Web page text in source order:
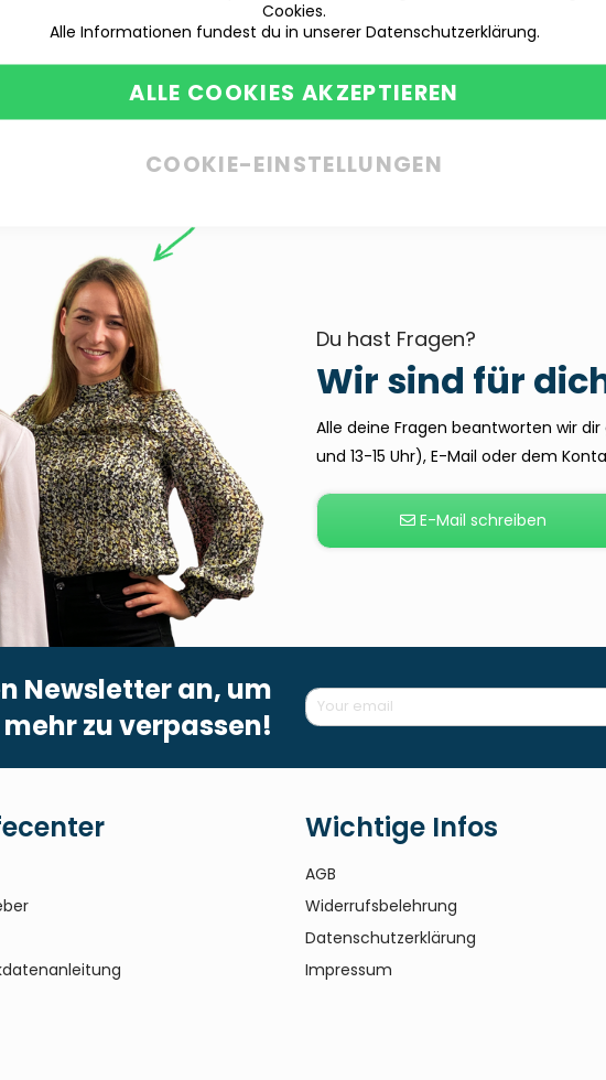
Du hast Fragen?
Wir sind für
Alle deine Fragen beantworten wir
und 13-15 Uhr), E-Mail oder dem
E-Mail schreiben
Newsletter an, um
zu verpassen!
Wichtige Infos
AGB
Widerrufsbelehrung
Datenschutzerklärung
Impressum
Cookies.
Alle Informationen fundest du in unserer Datenschutzerklärung.
ALLE COOKIES AKZEPTIEREN
COOKIE-EINSTELLUNGEN